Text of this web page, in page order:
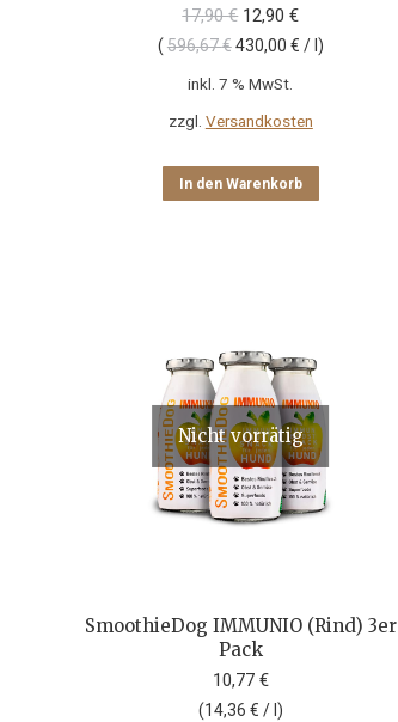
17,90€ Ursprünglicher
Preis
17,90 €
12,90€Aktueller
Preis
ist:
( 596,67€430,00 € / )
inkl. 7 % MwSt.
zzgl. Versandkosten
In den Warenkorb
Nicht vorrätig
SmoothieDog IMMUNIO (Rind) 3er
Pack
10,77 €
(14,36 € / )